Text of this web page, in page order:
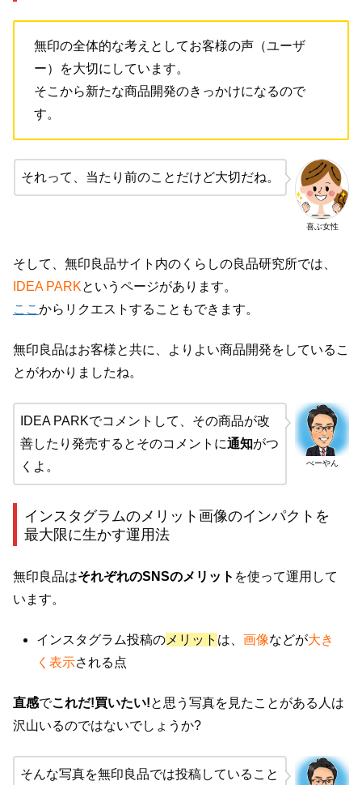
無印の全体的な考えとしてお客様の声（ユーザ
ー）を大切にしています。
そこから新たな商品開発のきっかけになるので
す。
喜ぶ女性
それって、当たり前のことだけど大切だね。
そして、無印良品サイト内のくらしの良品研究所では、
IDEA PARKというページがあります。
ここ からリクエストすることもできます。
無印良品はお客様と共に、よりよい商品開発をしているこ
とがわかりましたね。
べーやん
IDEA PARKでコメントして、その商品が改
善したり発売するとそのコメントに通知がつ
くよ。
インスタグラムのメリット画像のインパクトを
最大限に生かす運用法
無印良品はそれぞれのSNSのメリット を使って運用して
います。
インスタグラム投稿の メリット は、画像などが大き
く表示される点
直感でこれだ!買いたい!と思う写真を見たことがある人は
沢山いるのではないでしょうか?
そんな写真を無印良品では投稿していること